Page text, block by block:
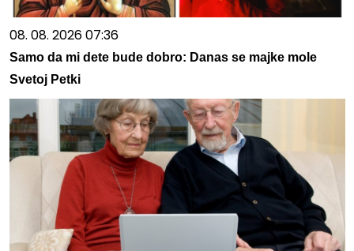
08. 08. 2026 07:36
Samo da mi dete bude dobro: Danas se majke mole
Svetoj Petki